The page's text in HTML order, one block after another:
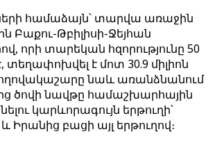
համաձայն՝ տարվա առաջին
Բաքու-Թբիլիսի-Ջեյհան
որի տարեկան հզորությունը 50
տեղափոխվել է մոտ 30.9 միլիոն
նաև առանձնանում
ծովի նավթը համաշխարհային
կարևորագույն երթուղի՝
բացի այլ երթուղով։